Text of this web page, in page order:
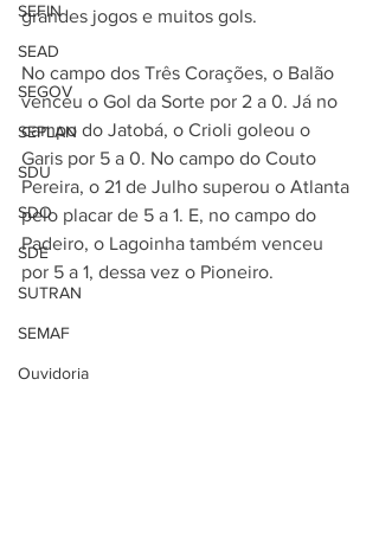
SEFIN
SEAD
SEGOV
SEPLAN
SDU
SDO
SDE
SUTRAN
SEMAF
Ouvidoria
grandes jogos e muitos gols.
No campo dos Três Corações, o Balão
venceu o Gol da Sorte por 2 a 0. Já no
campo do Jatobá, o Crioli goleou o
Garis por 5 a 0. No campo do Couto
Pereira, o 21 de Julho superou o Atlanta
pelo placar de 5 a 1. E, no campo do
Padeiro, o Lagoinha também venceu
por 5 a 1, dessa vez o Pioneiro.